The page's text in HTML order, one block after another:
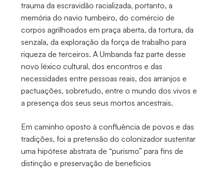
trauma da escravidão racializada, portanto, a
memória do navio tumbeiro, do comércio de
corpos agrilhoados em praça aberta, da tortura, da
senzala, da exploração da força de trabalho para
riqueza de terceiros. A Umbanda faz parte desse
novo léxico cultural, dos encontros e das
necessidades entre pessoas reais, dos arranjos e
pactuações, sobretudo, entre o mundo dos vivos e
a presença dos seus seus mortos ancestrais.
Em caminho oposto à confluência de povos e das
tradições, foi a pretensão do colonizador sustentar
uma hipótese abstrata de “purismo” para fins de
distinção e preservação de benefícios